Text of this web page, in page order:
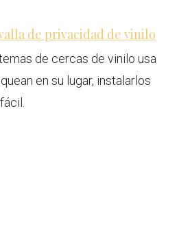
de privacidad de vinilo
de cercas de vinilo usa
en su lugar, instalarlos